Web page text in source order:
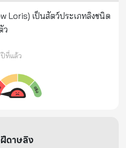
จัด ควรงดรับประทานชั่วคราว
ใหญ่ดังนี้: 1 มีไข้ขึ้นอย่าง
นาน 3 เด็กจะเป็นกันมาก 4
นแรง พ่วงด้วยปวดศีรษะและ
รไปท่องเที่ยว 6 ประเทศ เป็น
Loris) เป็นสัตว์ประเภทลิงชนิด
ว
ที่แล้ว
ดาษลิง